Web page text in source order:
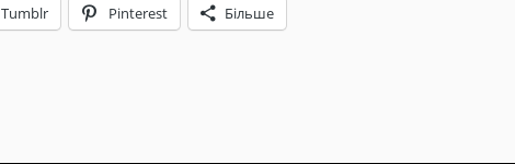
Tumblr Pinterest Більше